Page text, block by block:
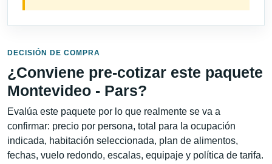
DECISIÓN DE COMPRA
¿Conviene pre-cotizar este paquete
Montevideo - Pars?
Evalúa este paquete por lo que realmente se va a
confirmar: precio por persona, total para la ocupación
indicada, habitación seleccionada, plan de alimentos,
fechas, vuelo redondo, escalas, equipaje y política de tarifa.